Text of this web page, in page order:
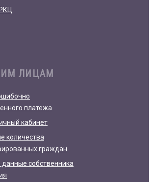
ЛИЦАМ
платежа
кабинет
количества
граждан
данные собственника